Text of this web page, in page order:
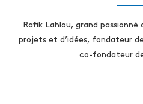
Rafik Lahlou, grand
projets et d’idées, fondateur
co-fondateur